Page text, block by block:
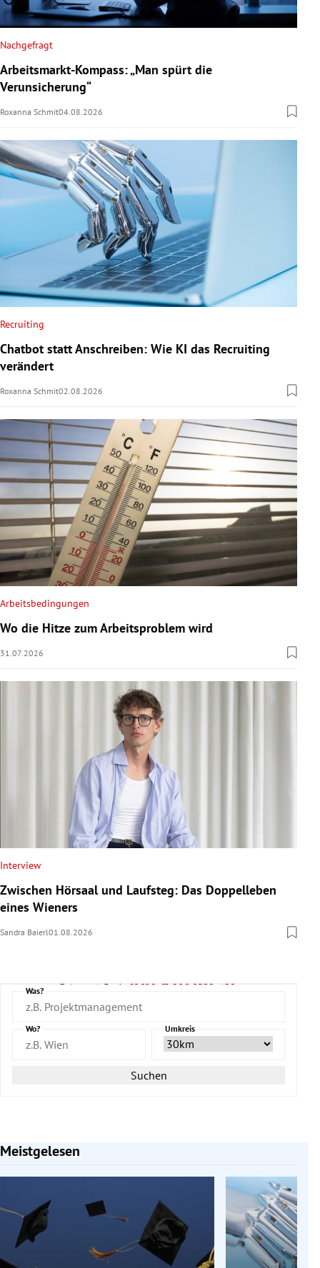
Nachgefragt
Arbeitsmarkt-Kompass: „Man spürt die
Verunsicherung“
Roxanna Schmit04.08.2026
Recruiting
Chatbot statt Anschreiben: Wie KI das Recruiting
verändert
Roxanna Schmit02.08.2026
Arbeitsbedingungen
Wo die Hitze zum Arbeitsproblem wird
31.07.2026
Interview
Zwischen Hörsaal und Laufsteg: Das Doppelleben
eines Wieners
Sandra Baierl01.08.2026
Was?
Wo? Umkreis
Suchen
Meistgelesen
Slide 1 von 7